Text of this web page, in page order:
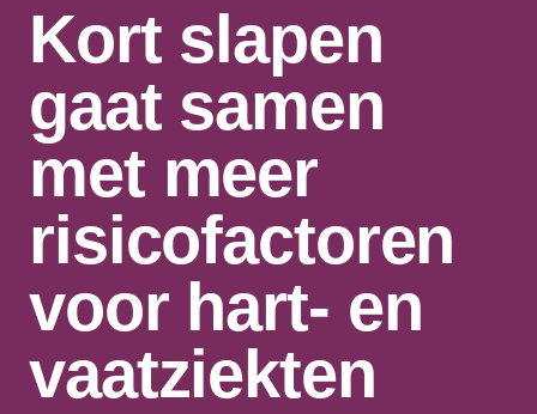
Kort slapen
gaat samen
met meer
risicofactoren
voor hart- en
vaatziekten